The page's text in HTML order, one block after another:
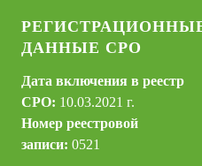
ДАННЫЕ СРО
Дата включения в реестр
СРО: 10.03.2021 г.
Номер реестровой
записи: 0521